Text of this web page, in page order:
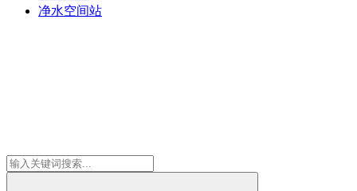
净水空间站